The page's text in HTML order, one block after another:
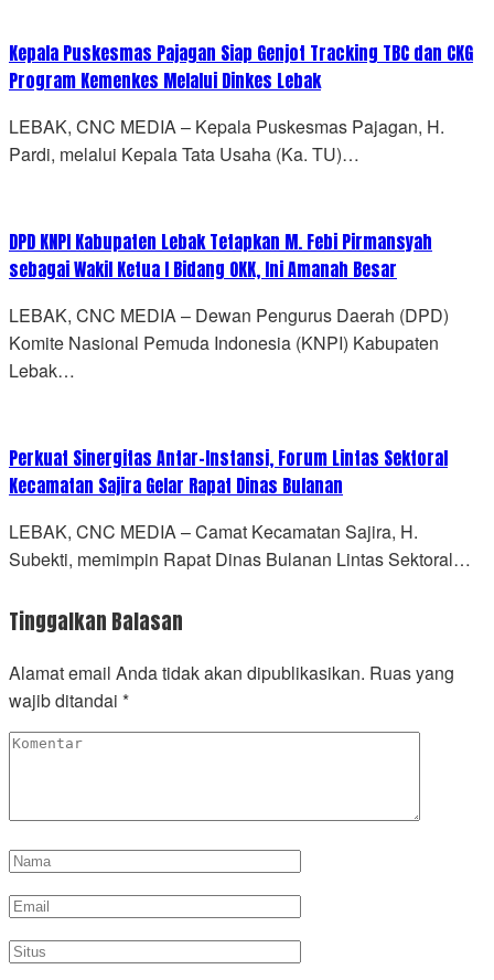
Kepala Puskesmas Pajagan Siap Genjot Tracking TBC dan CKG
Program Kemenkes Melalui Dinkes Lebak
LEBAK, CNC MEDIA – Kepala Puskesmas Pajagan, H.
Pardi, melalui Kepala Tata Usaha (Ka. TU)…
DPD KNPI Kabupaten Lebak Tetapkan M. Febi Pirmansyah
sebagai Wakil Ketua I Bidang OKK, Ini Amanah Besar
LEBAK, CNC MEDIA – Dewan Pengurus Daerah (DPD)
Komite Nasional Pemuda Indonesia (KNPI) Kabupaten
Lebak…
Perkuat Sinergitas Antar-Instansi, Forum Lintas Sektoral
Kecamatan Sajira Gelar Rapat Dinas Bulanan
LEBAK, CNC MEDIA – Camat Kecamatan Sajira, H.
Subekti, memimpin Rapat Dinas Bulanan Lintas Sektoral…
Tinggalkan Balasan
Alamat email Anda tidak akan dipublikasikan. Ruas yang
wajib ditandai *